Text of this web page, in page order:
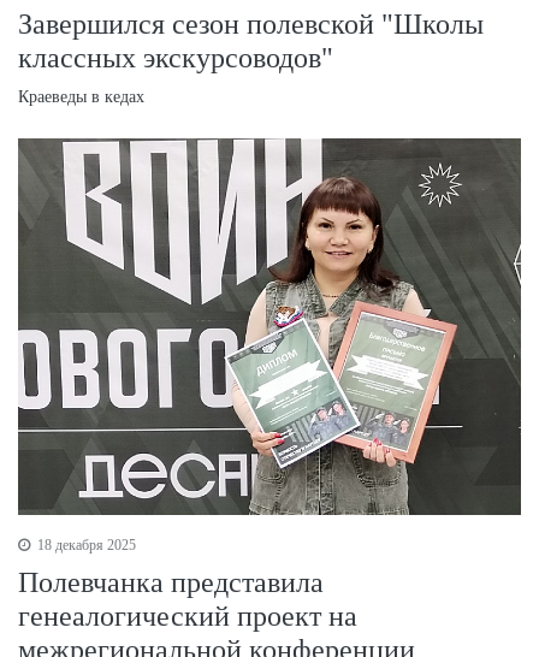
Завершился сезон полевской "Школы
классных экскурсоводов"
Краеведы в кедах
18 декабря 2025
Полевчанка представила
генеалогический проект на
межрегиональной конференции